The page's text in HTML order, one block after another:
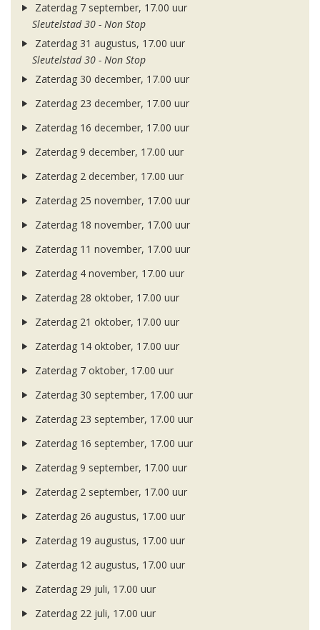
Zaterdag 7 september, 17.00 uur
Sleutelstad 30 - Non Stop
Zaterdag 31 augustus, 17.00 uur
Sleutelstad 30 - Non Stop
Zaterdag 30 december, 17.00 uur
Zaterdag 23 december, 17.00 uur
Zaterdag 16 december, 17.00 uur
Zaterdag 9 december, 17.00 uur
Zaterdag 2 december, 17.00 uur
Zaterdag 25 november, 17.00 uur
Zaterdag 18 november, 17.00 uur
Zaterdag 11 november, 17.00 uur
Zaterdag 4 november, 17.00 uur
Zaterdag 28 oktober, 17.00 uur
Zaterdag 21 oktober, 17.00 uur
Zaterdag 14 oktober, 17.00 uur
Zaterdag 7 oktober, 17.00 uur
Zaterdag 30 september, 17.00 uur
Zaterdag 23 september, 17.00 uur
Zaterdag 16 september, 17.00 uur
Zaterdag 9 september, 17.00 uur
Zaterdag 2 september, 17.00 uur
Zaterdag 26 augustus, 17.00 uur
Zaterdag 19 augustus, 17.00 uur
Zaterdag 12 augustus, 17.00 uur
Zaterdag 29 juli, 17.00 uur
Zaterdag 22 juli, 17.00 uur